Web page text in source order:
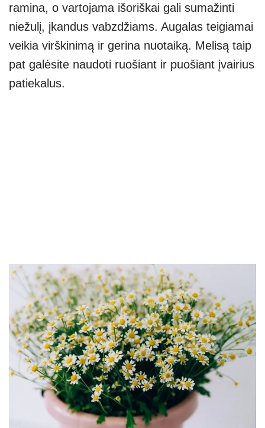
ramina, o vartojama išoriškai gali sumažinti
niežulį, įkandus vabzdžiams. Augalas teigiamai
veikia virškinimą ir gerina nuotaiką. Melisą taip
pat galėsite naudoti ruošiant ir puošiant įvairius
patiekalus.